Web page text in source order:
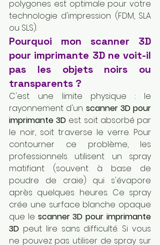
polygones est optimale pour votre
technologie d'impression (FDM, SLA
ou SLS).
Pourquoi mon scanner 3D
pour imprimante 3D ne voit-il
pas les objets noirs ou
transparents ?
C'est une limite physique : le
rayonnement d'un scanner 3D pour
imprimante 3D est soit absorbé par
le noir, soit traverse le verre. Pour
contourner ce problème, les
professionnels utilisent un spray
matifiant (souvent à base de
poudre de craie) qui s'évapore
après quelques heures. Ce spray
crée une surface blanche opaque
que le scanner 3D pour imprimante
3D peut lire sans difficulté. Si vous
ne pouvez pas utiliser de spray sur